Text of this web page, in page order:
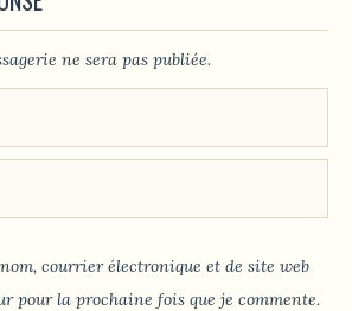
ne sera pas publiée.
courrier électronique et de site web
pour la prochaine fois que je commente.